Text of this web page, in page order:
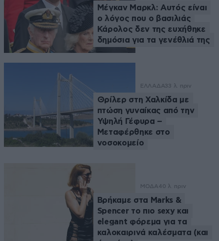
Μέγκαν Μαρκλ: Αυτός είναι
ο λόγος που ο βασιλιάς
Κάρολος δεν της ευχήθηκε
δημόσια για τα γενέθλιά της
ΕΛΛΑΔΑ33 λ. πριν
Θρίλερ στη Χαλκίδα με
πτώση γυναίκας από την
Υψηλή Γέφυρα –
Μεταφέρθηκε στο
νοσοκομείο
ΜΟΔΑ40 λ. πριν
Βρήκαμε στα Marks &
Spencer το πιο sexy και
elegant φόρεμα για τα
καλοκαιρινά καλέσματα (και